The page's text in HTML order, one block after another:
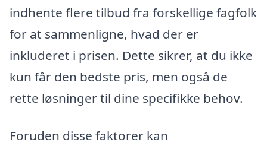
indhente flere tilbud fra forskellige fagfolk
for at sammenligne, hvad der er
inkluderet i prisen. Dette sikrer, at du ikke
kun får den bedste pris, men også de
rette løsninger til dine specifikke behov.
Foruden disse faktorer kan